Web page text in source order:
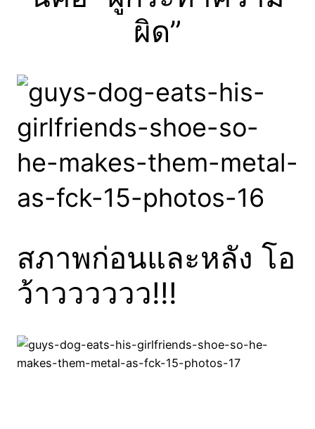
ผิด”
สภาพก่อนและหลัง โอ
ว้าวววววว!!!